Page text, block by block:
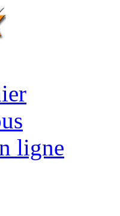
ligne